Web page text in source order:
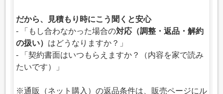
だから、見積もり時にこう聞くと安心
- 「もし合わなかった場合の対応（調整・返品・解約
の扱い） はどうなりますか？」
- 「契約書面はいつもらえますか？（内容を家で読み
たいです）」
※通販（ネット購入）の返品条件は、販売ページにル